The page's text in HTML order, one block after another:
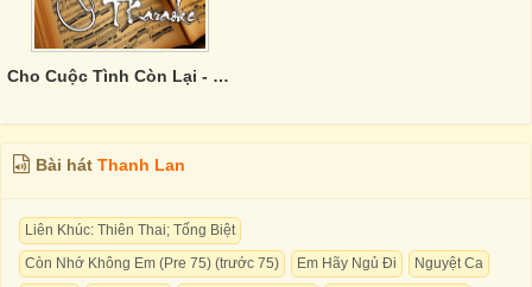
Cho Cuộc Tình Còn Lại - Thanh Lan
Bài hát Thanh Lan
Liên Khúc: Thiên Thai; Tống Biệt
Còn Nhớ Không Em (Pre 75) (trước 75)
Em Hãy Ngủ Đi
Nguyệt Ca